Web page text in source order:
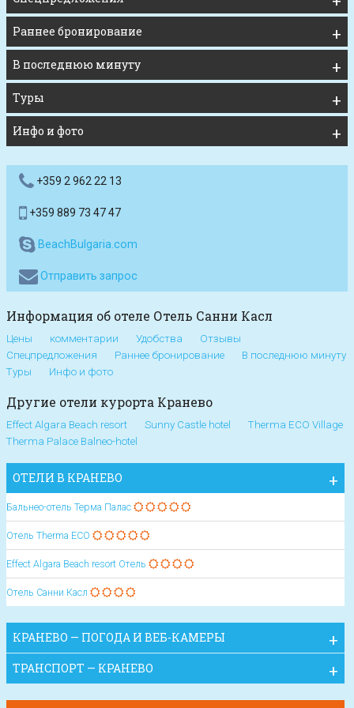
Раннее бронирование
В последнюю минуту
Туры
Инфо и фото
+359 2 962 22 13
+359 889 73 47 47
BeachBulgaria.com
Отправить запрос
Информация об отеле Отель Санни Касл
Цены комментарии Удобства
Отзывы
Спецпредложения
Раннее бронирование
В последнюю минуту
Туры
Инфо и фото
Другие отели курорта Кранево
Effect Algara Beach resort Sunny Castle hotel
Therma ECO Village
Therma Palace Balneo-hotel
ОТЕЛИ В КРАНЕВО
Бальнео-отель Терма Палас
Отель Therma ECO
Effect Algara Beach resort Отель
Отель Санни Касл
КРАНЕВО — ПОГОДА И ВЕБ-КАМЕРЫ
ТРАНСПОРТ — КРАНЕВО